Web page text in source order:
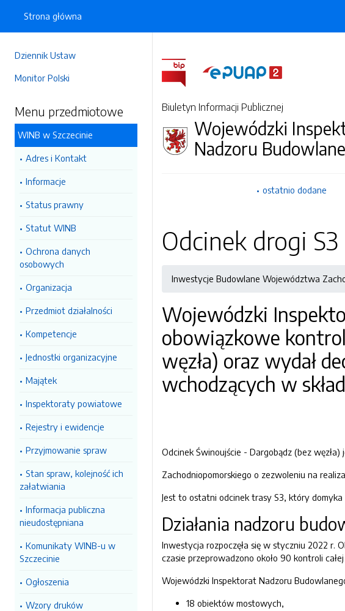
Dziennik Ustaw
Monitor Polski
Menu przedmiotowe
WINB w Szczecinie
Adres i Kontakt
Informacje
Status prawny
Statut WINB
Ochrona danych
osobowych
Organizacja
Przedmiot działalności
Kompetencje
Jednostki organizacyjne
Majątek
Inspektoraty powiatowe
Rejestry i ewidencje
Przyjmowanie spraw
Stan spraw, kolejność ich
załatwiania
Informacja publiczna
nieudostępniana
Komunikaty WINB-u w
Szczecinie
Ogłoszenia
Wzory druków
Strona główna
Biuletyn Informacji Publicznej
Wojewódzki
Nadzoru
ostatnio dodane
Odcinek drogi
Inwestycje Budowlane Województwa
Wojewódzki
obowiązkowe
węzła) oraz wydał
wchodzących w
Odcinek Świnoujście - Dargobądz (bez
Zachodniopomorskiego o zezwoleniu na
Jest to ostatni odcinek trasy S3, który domyka
Działania nadzoru
Inwestycja rozpoczęła się w styczniu 2022 r.
czasie przeprowadzono około 90 kontroli
Wojewódzki Inspektorat Nadzoru
18 obiektów mostowych,